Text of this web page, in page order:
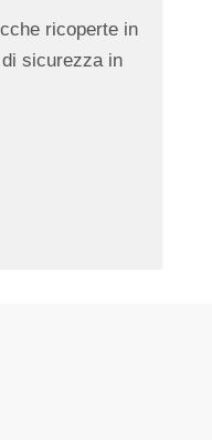
ricoperte in
sicurezza in